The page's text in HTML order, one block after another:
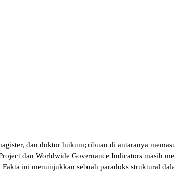
dan doktor hukum; ribuan di antaranya
dan Worldwide Governance Indicators masih
ini menunjukkan sebuah paradoks struktural